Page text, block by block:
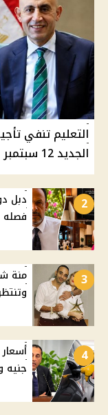
التعليم تنفي
الجديد 12 سبتمبر والدولية 6 سبتمبر
2
دبل
فصله
3
منة
4
جنيه